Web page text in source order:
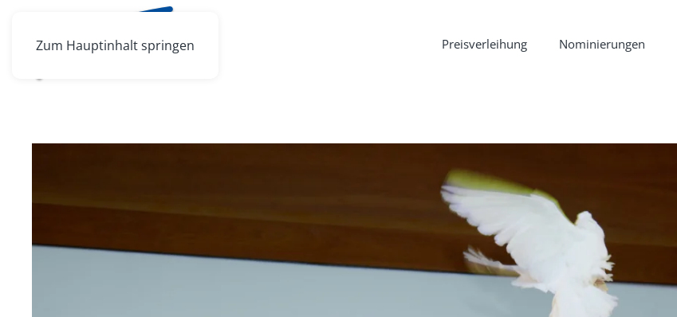
Zum Hauptinhalt springen Preisverleihung Nominierungen